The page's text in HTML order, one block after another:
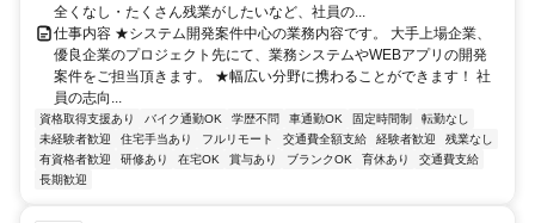
全くなし・たくさん残業がしたいなど、社員の...
仕事内容 ★システム開発案件中心の業務内容です。 大手上場企業、
優良企業のプロジェクト先にて、業務システムやWEBアプリの開発
案件をご担当頂きます。 ★幅広い分野に携わることができます！ 社
員の志向...
資格取得支援あり バイク通勤OK 学歴不問 車通勤OK 固定時間制
転勤なし
未経験者歓迎
住宅手当あり フルリモート 交通費全額支給 経験者歓迎
残業なし
有資格者歓迎
研修あり 在宅OK 賞与あり ブランクOK 育休あり
交通費支給
長期歓迎